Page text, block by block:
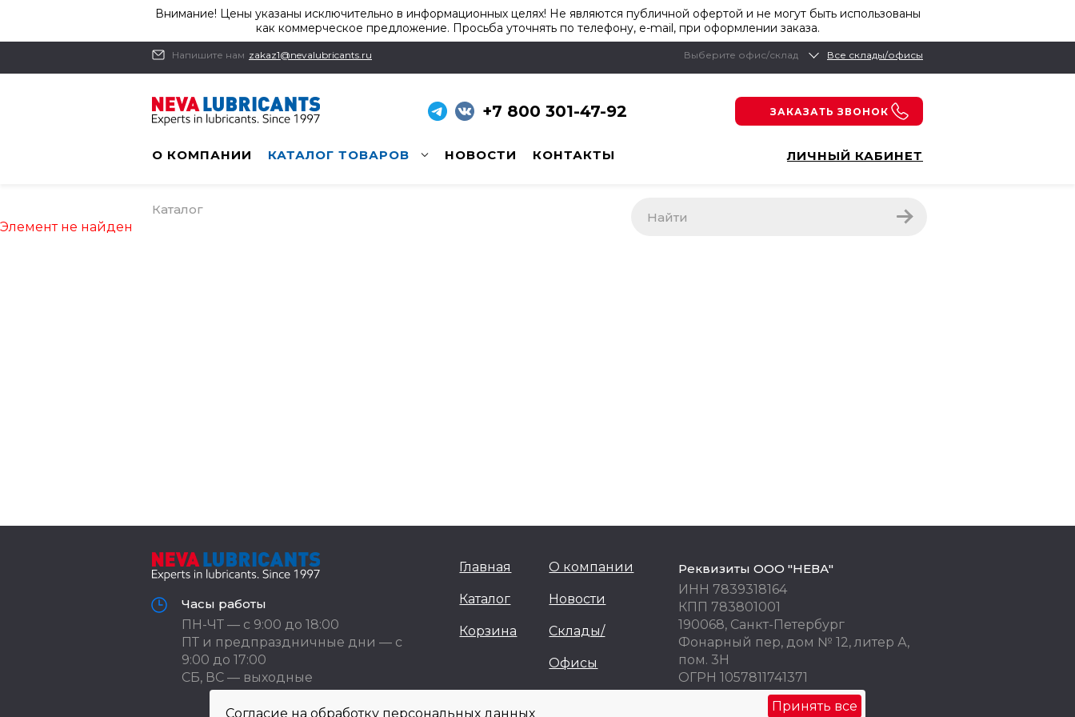
Согласие на обработку персональных данных Принять все
Внимание! Цены указаны исключительно в информационных целях! Не являются публичной офертой и не могут быть использованы
как коммерческое предложение. Просьба уточнять по телефону, e-mail, при оформлении заказа.
Напишите нам zakaz1@nevalubricants.ru Выберите офис/склад Все склады/офисы
+7 800 301-47-92 ЗАКАЗАТЬ ЗВОНОК
О КОМПАНИИ КАТАЛОГ ТОВАРОВ НОВОСТИ КОНТАКТЫ ЛИЧНЫЙ КАБИНЕТ
Каталог
Элемент не найден
Часы работы
ПН-ЧТ — с 9:00 до 18:00
ПТ и предпраздничные дни — с
9:00 до 17:00
СБ, ВС — выходные
Главная
Каталог
Корзина
О компании
Новости
Склады/
Офисы
Реквизиты ООО "НЕВА"
ИНН 7839318164
КПП 783801001
190068, Санкт-Петербург
Фонарный пер, дом № 12, литер А,
пом. 3Н
ОГРН 1057811741371
ОКПО 77676245